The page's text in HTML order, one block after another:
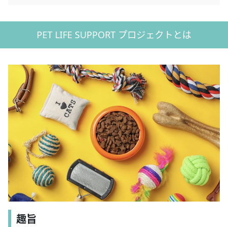
PET LIFE SUPPORT プロジェクトとは
趣旨